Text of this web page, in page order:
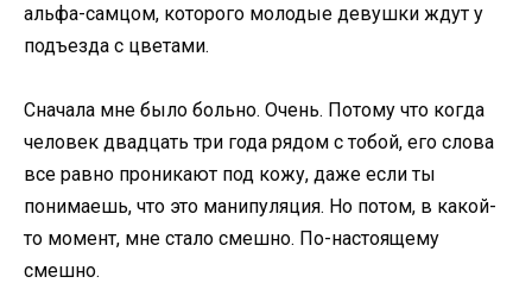
альфа-самцом, которого молодые девушки ждут у
подъезда с цветами.
Сначала мне было больно. Очень. Потому что когда
человек двадцать три года рядом с тобой, его слова
все равно проникают под кожу, даже если ты
понимаешь, что это манипуляция. Но потом, в какой-
то момент, мне стало смешно. По-настоящему
смешно.